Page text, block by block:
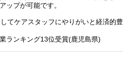
ップが可能です。
てケアスタッフにやりがいと経済的豊
ランキング13位受賞(鹿児島県)